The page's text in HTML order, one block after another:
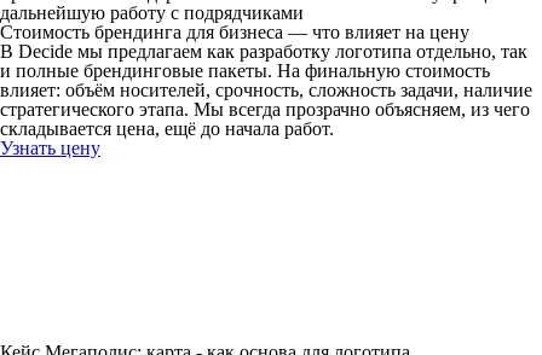
дальнейшую работу с подрядчиками
Стоимость брендинга для бизнеса — что влияет на цену
В Decide мы предлагаем как разработку логотипа отдельно, так
и полные брендинговые пакеты. На финальную стоимость
влияет: объём носителей, срочность, сложность задачи, наличие
стратегического этапа. Мы всегда прозрачно объясняем, из чего
складывается цена, ещё до начала работ.
Узнать цену